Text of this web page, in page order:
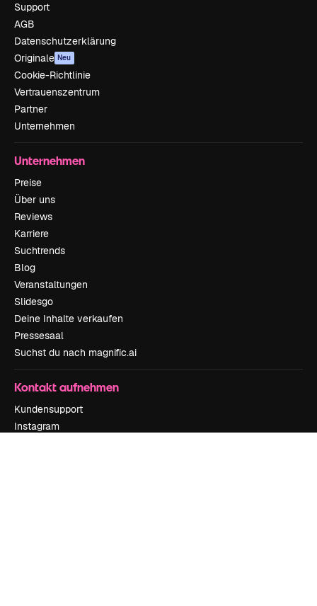
Support
AGB
Datenschutzerklärung
Originale Neu
Cookie-Richtlinie
Vertrauenszentrum
Partner
Unternehmen
Unternehmen
Preise
Über uns
Reviews
Karriere
Suchtrends
Blog
Veranstaltungen
Slidesgo
Deine Inhalte verkaufen
Pressesaal
Suchst du nach magnific.ai
Kontakt aufnehmen
Kundensupport
Instagram